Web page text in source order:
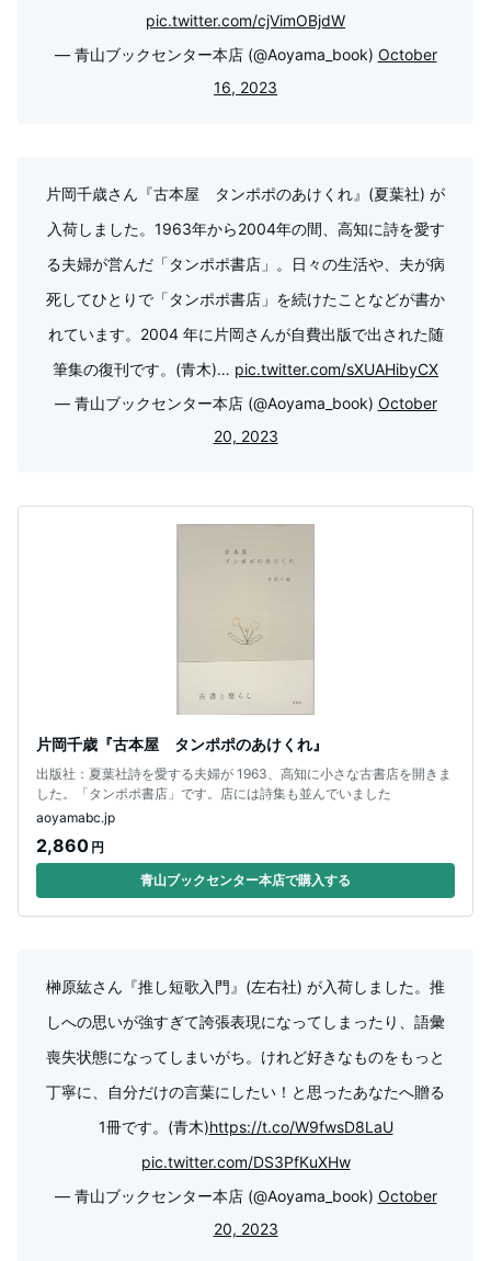
pic.twitter.com/cjVimOBjdW
— 青山ブックセンター本店 (@Aoyama_book) October
16, 2023
片岡千歳さん『古本屋 タンポポのあけくれ』(夏葉社) が
入荷しました。1963年から2004年の間、高知に詩を愛す
る夫婦が営んだ「タンポポ書店」。日々の生活や、夫が病
死してひとりで「タンポポ書店」を続けたことなどが書か
れています。2004 年に片岡さんが自費出版で出された随
筆集の復刊です。(青木)… pic.twitter.com/sXUAHibyCX
— 青山ブックセンター本店 (@Aoyama_book) October
20, 2023
片岡千歳『古本屋 タンポポのあけくれ』
出版社：夏葉社詩を愛する夫婦が 1963、高知に小さな古書店を開きま
した。「タンポポ書店」です。店には詩集も並んでいました
aoyamabc.jp
2,860 円
青山ブックセンター本店で購入する
榊原紘さん『推し短歌入門』(左右社) が入荷しました。推
しへの思いが強すぎて誇張表現になってしまったり、語彙
喪失状態になってしまいがち。けれど好きなものをもっと
丁寧に、自分だけの言葉にしたい！と思ったあなたへ贈る
1冊です。(青木)https://t.co/W9fwsD8LaU
pic.twitter.com/DS3PfKuXHw
— 青山ブックセンター本店 (@Aoyama_book) October
20, 2023